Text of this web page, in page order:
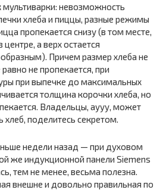
невозможность
хлеба и пиццы, разные режимы
пропекается снизу (в том месте,
а верх остается
Причем размер хлеба не
не пропекается, при
при выпечке до максимальных
толщина корочки хлеба, но
Владельцы, аууу, может
хлеб, поделитесь секретом.
недели назад — при духовом
же индукционной панели Siemens
тем не менее, весьма полезна.
внешне и довольно правильная по